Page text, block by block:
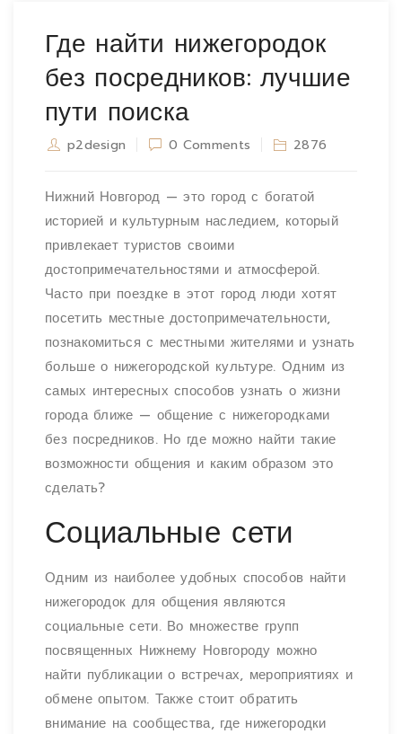
Где найти нижегородок
без посредников: лучшие
пути поиска
p2design 0 Comments 2876
Нижний Новгород — это город с богатой
историей и культурным наследием, который
привлекает туристов своими
достопримечательностями и атмосферой.
Часто при поездке в этот город люди хотят
посетить местные достопримечательности,
познакомиться с местными жителями и узнать
больше о нижегородской культуре. Одним из
самых интересных способов узнать о жизни
города ближе — общение с нижегородками
без посредников. Но где можно найти такие
возможности общения и каким образом это
сделать?
Социальные сети
Одним из наиболее удобных способов найти
нижегородок для общения являются
социальные сети. Во множестве групп
посвященных Нижнему Новгороду можно
найти публикации о встречах, мероприятиях и
обмене опытом. Также стоит обратить
внимание на сообщества, где нижегородки